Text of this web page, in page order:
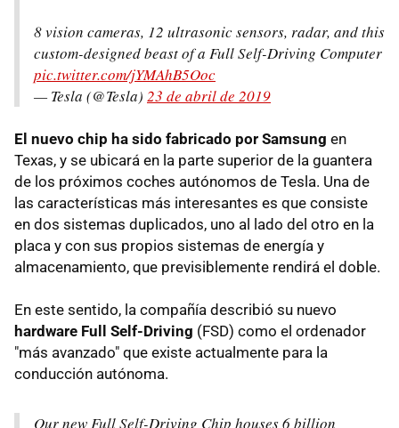
8 vision cameras, 12 ultrasonic sensors, radar, and this
custom-designed beast of a Full Self-Driving Computer
pic.twitter.com/jYMAhB5Ooc
— Tesla (@Tesla) 23 de abril de 2019
El nuevo chip ha sido fabricado por Samsung en
Texas, y se ubicará en la parte superior de la guantera
de los próximos coches autónomos de Tesla. Una de
las características más interesantes es que consiste
en dos sistemas duplicados, uno al lado del otro en la
placa y con sus propios sistemas de energía y
almacenamiento, que previsiblemente rendirá el doble.
En este sentido, la compañía describió su nuevo
hardware Full Self-Driving (FSD) como el ordenador
"más avanzado" que existe actualmente para la
conducción autónoma.
Our new Full Self-Driving Chip houses 6 billion